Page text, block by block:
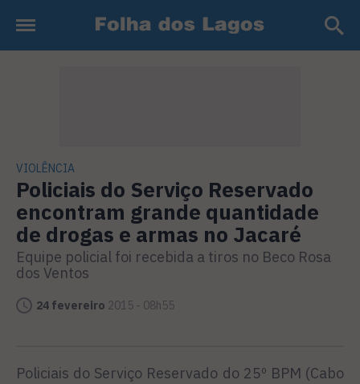
VIOLÊNCIA
Policiais do Serviço Reservado
encontram grande quantidade
de drogas e armas no Jacaré
Equipe policial foi recebida a tiros no Beco Rosa
dos Ventos
24 fevereiro 2015 - 08h55
Policiais do Serviço Reservado do 25º BPM (Cabo